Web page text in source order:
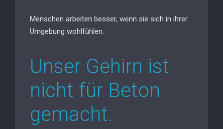
Menschen arbeiten besser, wenn sie sich in ihrer
Umgebung wohlfühlen.
Unser Gehirn ist
nicht für Beton
gemacht.